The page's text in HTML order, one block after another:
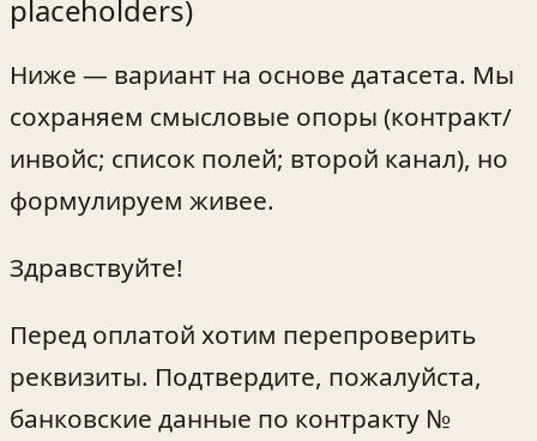
placeholders)
Ниже — вариант на основе датасета. Мы
сохраняем смысловые опоры (контракт/
инвойс; список полей; второй канал), но
формулируем живее.
Здравствуйте!
Перед оплатой хотим перепроверить
реквизиты. Подтвердите, пожалуйста,
банковские данные по контракту №